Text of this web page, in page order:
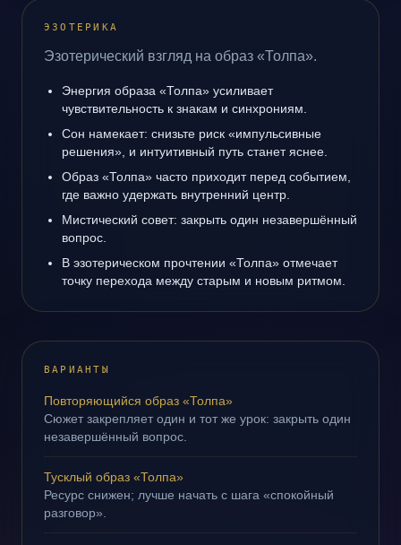
ЭЗОТЕРИКА
Эзотерический взгляд на образ «Толпа».
Энергия образа «Толпа» усиливает
чувствительность к знакам и синхрониям.
Сон намекает: снизьте риск «импульсивные
решения», и интуитивный путь станет яснее.
Образ «Толпа» часто приходит перед событием,
где важно удержать внутренний центр.
Мистический совет: закрыть один незавершённый
вопрос.
В эзотерическом прочтении «Толпа» отмечает
точку перехода между старым и новым ритмом.
ВАРИАНТЫ
Повторяющийся образ «Толпа»
Сюжет закрепляет один и тот же урок: закрыть один
незавершённый вопрос.
Тусклый образ «Толпа»
Ресурс снижен; лучше начать с шага «спокойный
разговор».